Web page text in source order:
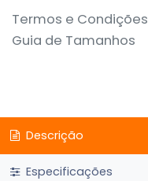
Termos e Condições
Guia de Tamanhos
Descrição
Especificações